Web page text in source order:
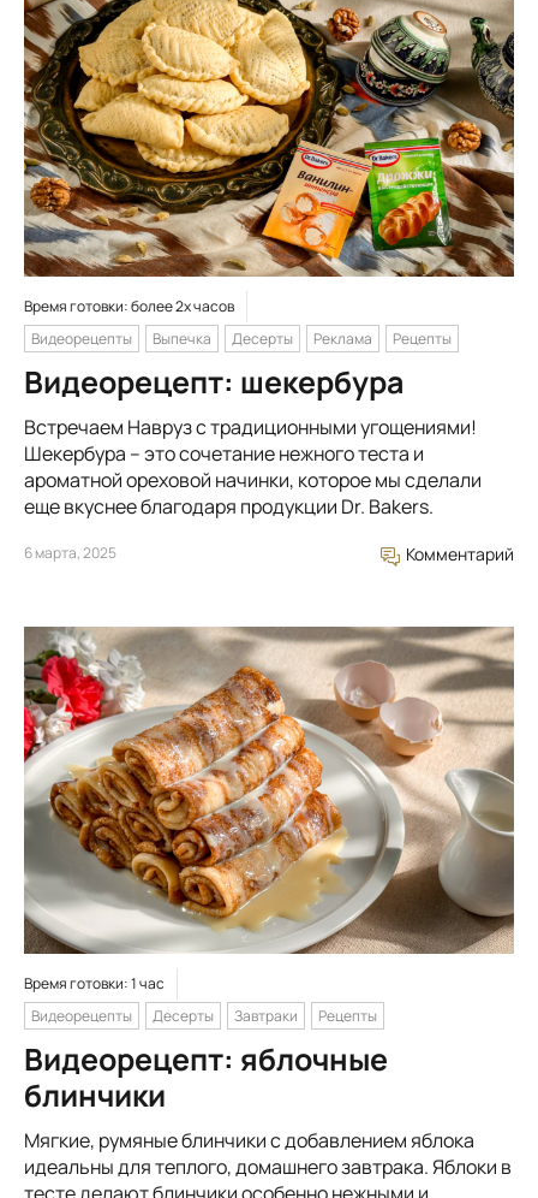
Время готовки: более 2х часов
Видеорецепты
Выпечка Десерты Реклама Рецепты
Видеорецепт: шекербура
Встречаем Навруз с традиционными угощениями!
Шекербура – это сочетание нежного теста и
ароматной ореховой начинки, которое мы сделали
еще вкуснее благодаря продукции Dr. Bakers.
6 марта, 2025 Комментарий
Время готовки: 1 час
Видеорецепты
Десерты Завтраки Рецепты
Видеорецепт: яблочные
блинчики
Мягкие, румяные блинчики с добавлением яблока
идеальны для теплого, домашнего завтрака. Яблоки в